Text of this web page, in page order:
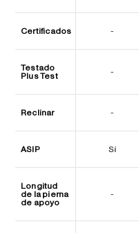
Certificados -
Testado
Plus Test
-
Reclinar -
ASIP Sí
Longitud
de la pierna
de apoyo
-